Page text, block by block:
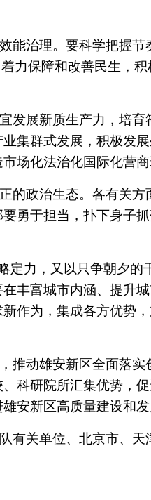
能治理。要科学把握
力保障和改善民生，
发展新质生产力，培
集群式发展，积极发
场化法治化国际化营商
的政治生态。各有关
勇于担当，扑下身子
定力，又以只争朝夕的
丰富城市内涵、提升
作为，集成各方优势
推动雄安新区全面落
科研院所汇集优势，
安新区高质量建设和发
关单位、北京市、天